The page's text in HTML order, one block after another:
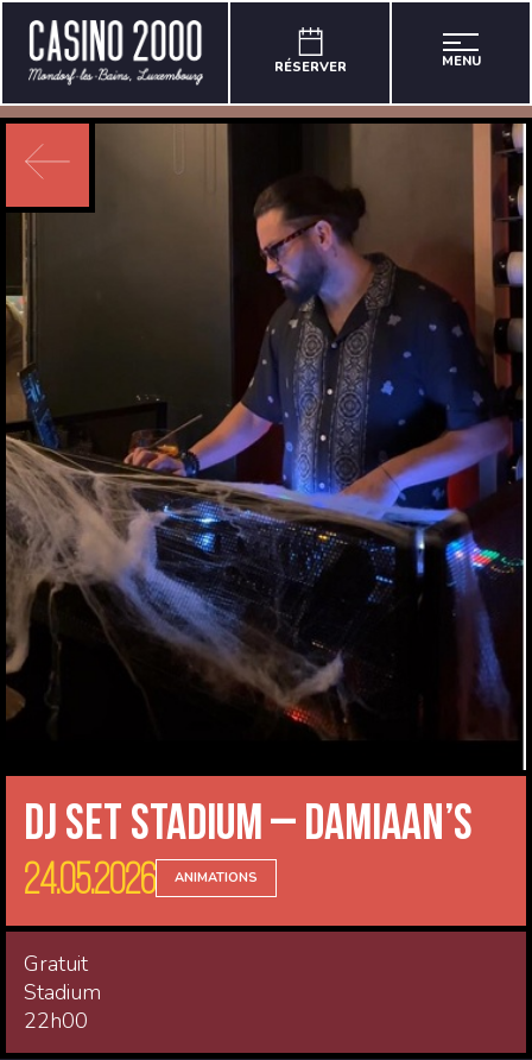
RÉSERVER MENU
DJ Set Stadium – Damiaan’s
24.05.2026 ANIMATIONS
Gratuit
Stadium
22h00